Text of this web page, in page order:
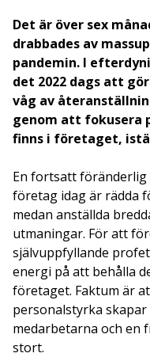
Det är över sex
drabbades av
pandemin. I
det 2022 dags att
våg av
genom att fokusera
finns i företaget,
En fortsatt
företag idag är rädda
medan anställda
utmaningar. För att
självuppfyllande
energi på att behålla
företaget. Faktum är
personalstyrka
medarbetarna och
stort.